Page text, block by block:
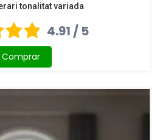
tonalitat variada
4.91 / 5
Comprar